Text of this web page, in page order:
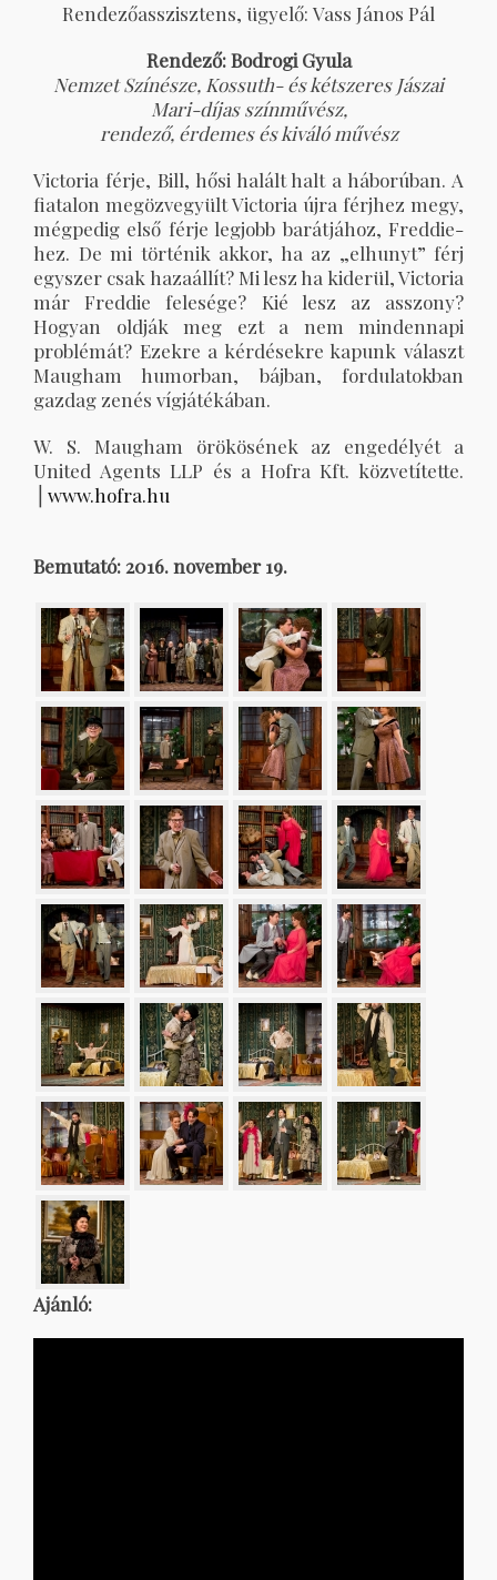
Rendezőasszisztens, ügyelő: Vass János Pál
Rendező: Bodrogi Gyula
Nemzet Színésze, Kossuth- és kétszeres Jászai
Mari-díjas színművész,
rendező, érdemes és kiváló művész
Victoria férje, Bill, hősi halált halt a háborúban. A
fiatalon megözvegyült Victoria újra férjhez megy,
mégpedig első férje legjobb barátjához, Freddie-
hez. De mi történik akkor, ha az „elhunyt” férj
egyszer csak hazaállít? Mi lesz ha kiderül, Victoria
már Freddie felesége? Kié lesz az asszony?
Hogyan oldják meg ezt a nem mindennapi
problémát? Ezekre a kérdésekre kapunk választ
Maugham humorban, bájban, fordulatokban
gazdag zenés vígjátékában.
W. S. Maugham örökösének az engedélyét a
United Agents LLP és a Hofra Kft. közvetítette.
www.hofra.hu
Bemutató: 2016. november 19.
Ajánló: